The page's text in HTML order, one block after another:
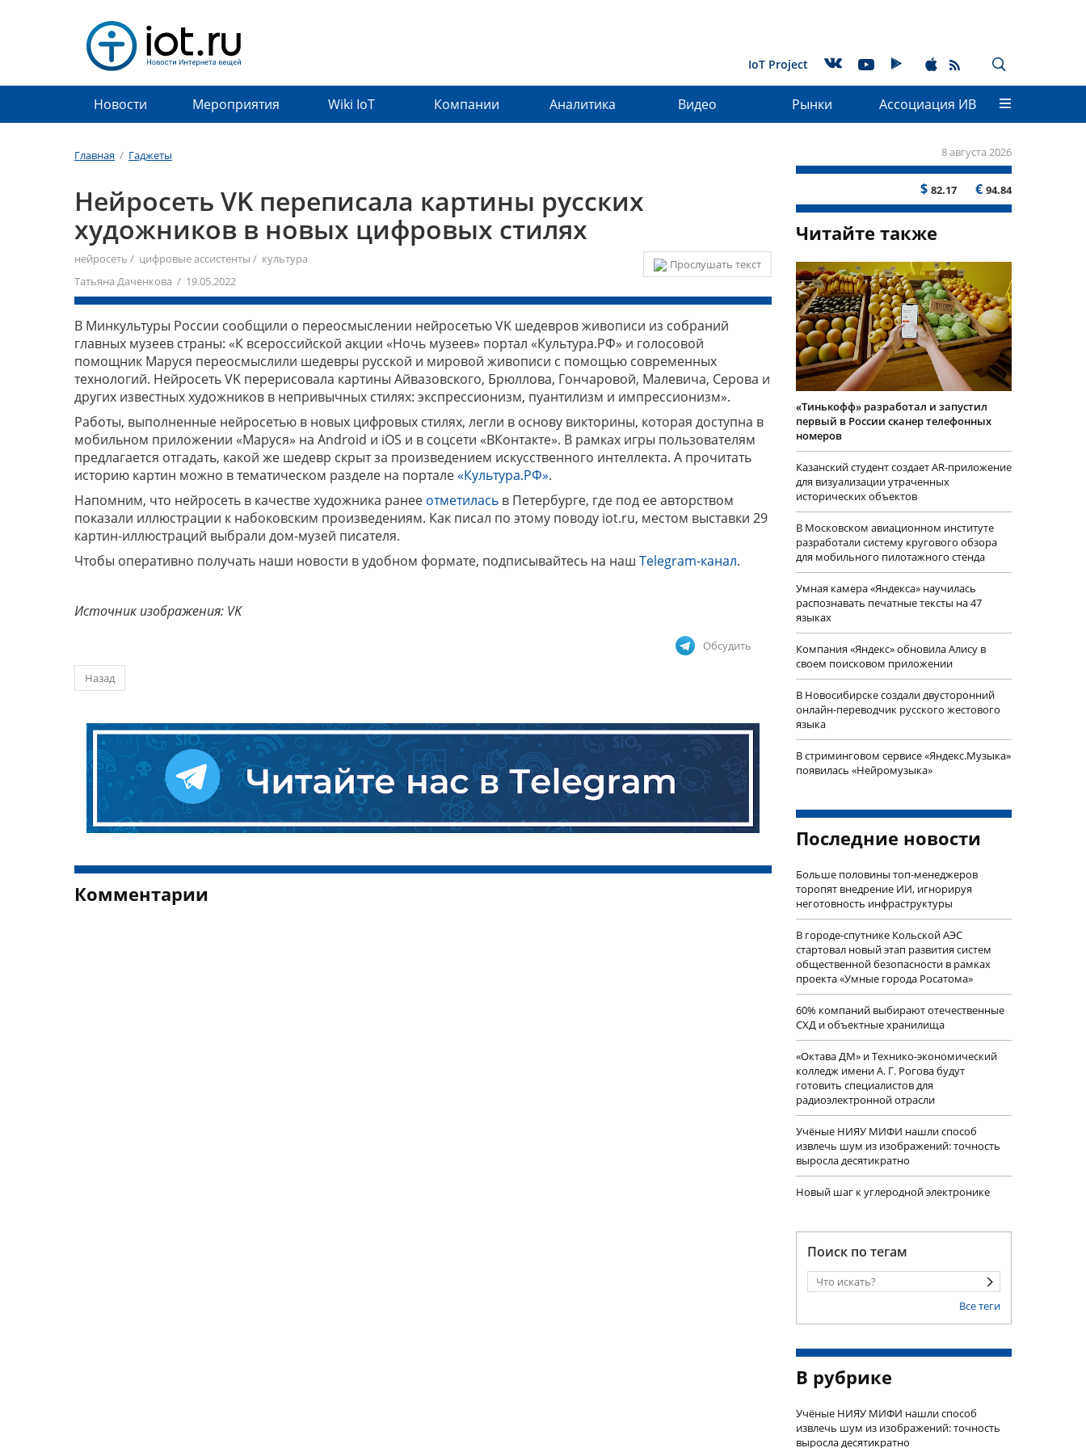
IoT Project
Новости Мероприятия Wiki IoT Компании Аналитика Видео Рынки Ассоциация ИВ
Главная / Гаджеты 8 августа 2026
$ 82.17 € 94.84
Нейросеть VK переписала картины русских
художников в новых цифровых стилях
Прослушать текст
нейросеть / цифровые ассистенты / культура
Татьяна Даченкова / 19.05.2022
В Минкультуры России сообщили о переосмыслении нейросетью VK шедевров живописи из собраний
главных музеев страны: «К всероссийской акции «Ночь музеев» портал «Культура.РФ» и голосовой
помощник Маруся переосмыслили шедевры русской и мировой живописи с помощью современных
технологий. Нейросеть VK перерисовала картины Айвазовского, Брюллова, Гончаровой, Малевича, Серова и
других известных художников в непривычных стилях: экспрессионизм, пуантилизм и импрессионизм».
Работы, выполненные нейросетью в новых цифровых стилях, легли в основу викторины, которая доступна в
мобильном приложении «Маруся» на Android и iOS и в соцсети «ВКонтакте». В рамках игры пользователям
предлагается отгадать, какой же шедевр скрыт за произведением искусственного интеллекта. А прочитать
историю картин можно в тематическом разделе на портале«Культура.РФ».
Напомним, что нейросеть в качестве художника ранее отметилась в Петербурге, где под ее авторством
показали иллюстрации к набоковским произведениям. Как писал по этому поводу iot.ru, местом выставки 29
картин-иллюстраций выбрали дом-музей писателя.
Чтобы оперативно получать наши новости в удобном формате, подписывайтесь на наш Telegram-канал.
Источник изображения: VK
Обсудить
Назад
Комментарии
Читайте также
«Тинькофф» разработал и запустил
первый в России сканер телефонных
номеров
Казанский студент создает AR-приложение
для визуализации утраченных
исторических объектов
В Московском авиационном институте
разработали систему кругового обзора
для мобильного пилотажного стенда
Умная камера «Яндекса» научилась
распознавать печатные тексты на 47
языках
Компания «Яндекс» обновила Алису в
своем поисковом приложении
В Новосибирске создали двусторонний
онлайн-переводчик русского жестового
языка
В стриминговом сервисе «Яндекс.Музыка»
появилась «Нейромузыка»
Последние новости
Больше половины топ-менеджеров
торопят внедрение ИИ, игнорируя
неготовность инфраструктуры
В городе-спутнике Кольской АЭС
стартовал новый этап развития систем
общественной безопасности в рамках
проекта «Умные города Росатома»
60% компаний выбирают отечественные
СХД и объектные хранилища
«Октава ДМ» и Технико-экономический
колледж имени А. Г. Рогова будут
готовить специалистов для
радиоэлектронной отрасли
Учëные НИЯУ МИФИ нашли способ
извлечь шум из изображений: точность
выросла десятикратно
Новый шаг к углеродной электронике
Поиск по тегам
Все теги
В рубрике
Учëные НИЯУ МИФИ нашли способ
извлечь шум из изображений: точность
выросла десятикратно